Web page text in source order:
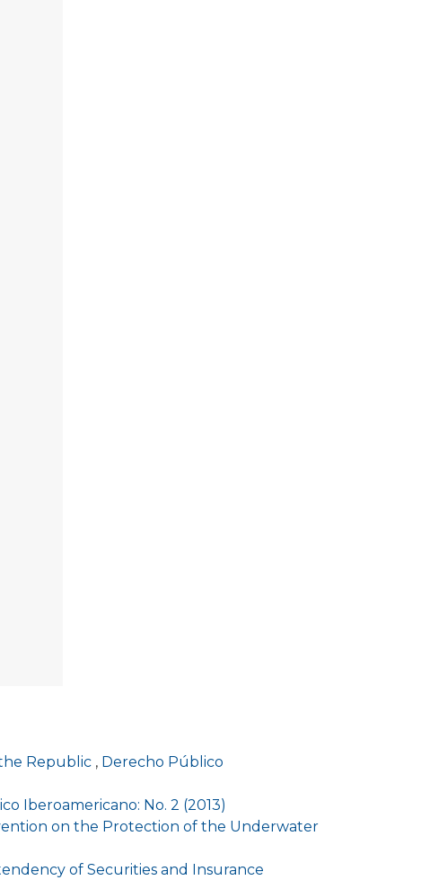
Republic , Derecho Público
Iberoamericano: No. 2 (2013)
on the Protection of the Underwater
of Securities and Insurance